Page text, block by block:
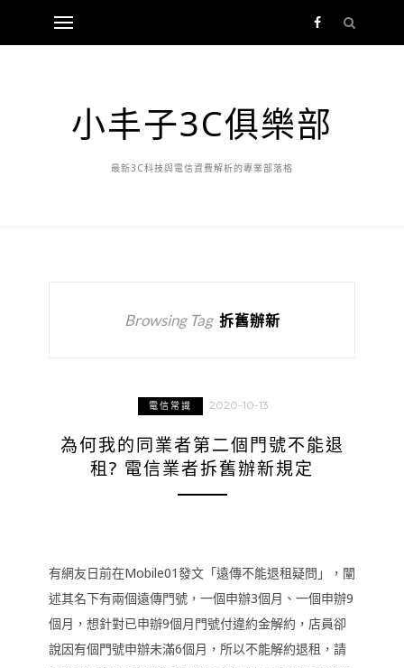
小丰子3C俱樂部
最新3C科技與電信資費解析的專業部落格
Browsing Tag 拆舊辦新
電信常識 2020-10-13
為何我的同業者第二個門號不能退
租? 電信業者拆舊辦新規定
有網友日前在Mobile01發文「遠傳不能退租疑問」，闡
述其名下有兩個遠傳門號，一個申辦3個月、一個申辦9
個月，想針對已申辦9個月門號付違約金解約，店員卻
說因有個門號申辦未滿6個月，所以不能解約退租，請